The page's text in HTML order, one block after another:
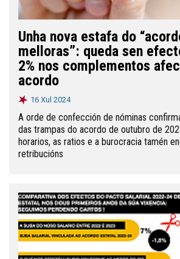
Unha nova estafa do
melloras”: queda sen
2% nos complementos
acordo
16 Xul 2024
A orde de confección de nóminas
das trampas do acordo de outubro de
horarios, as ratios e a burocracia tamén
retribucións